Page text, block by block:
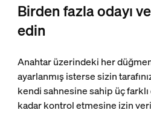
Birden fazla odayı
edin​
Anahtar üzerindeki her
ayarlanmış isterse sizin
kendi sahnesine sahip üç
kadar kontrol etmesine izin